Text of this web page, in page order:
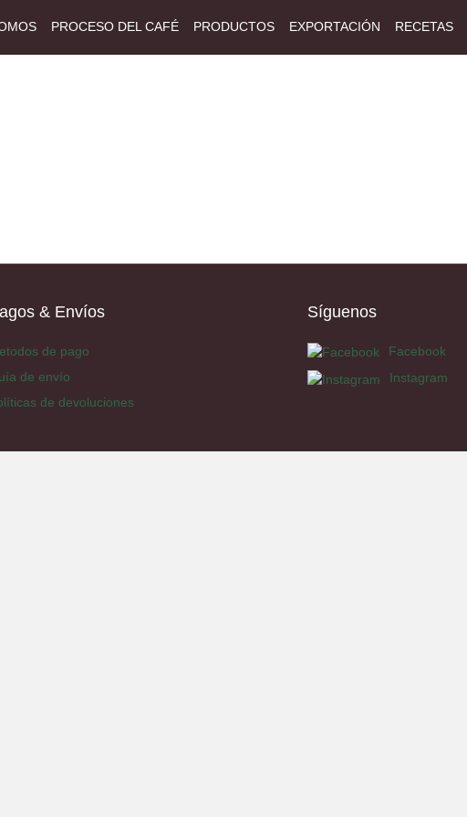
PROCESO DEL CAFÉ PRODUCTOS EXPORTACIÓN RECETAS
& Envíos
de pago
de envío
de devoluciones
Síguenos
Facebook
Instagram